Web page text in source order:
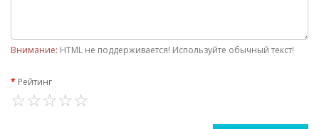
Внимание: HTML не поддерживается! Используйте обычный текст!
Рейтинг